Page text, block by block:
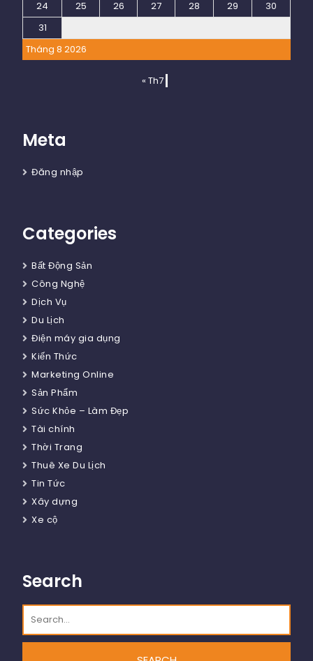
Tháng 8 2026
24
25 26 27 28 29
30
31
« Th7
Meta
Đăng nhập
Categories
Bất Động Sản
Công Nghệ
Dịch Vụ
Du Lịch
Điện máy gia dụng
Kiến Thức
Marketing Online
Sản Phẩm
Sức Khỏe – Làm Đẹp
Tài chính
Thời Trang
Thuê Xe Du Lịch
Tin Tức
Xây dựng
Xe cộ
Search